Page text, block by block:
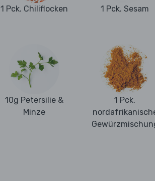
1 Pck. Chiliflocken 1 Pck. Sesam
10g Petersilie &
Minze
1 Pck.